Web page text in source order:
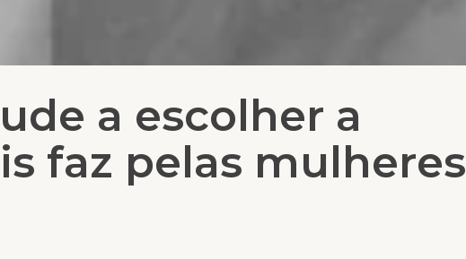
a escolher a
faz pelas mulheres